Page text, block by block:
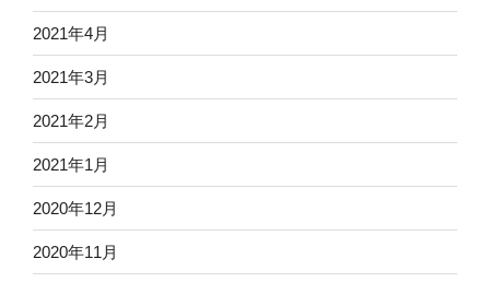
2021年4月
2021年3月
2021年2月
2021年1月
2020年12月
2020年11月